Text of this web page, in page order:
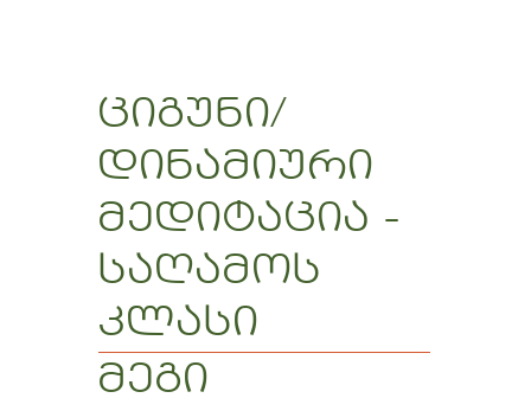
ციგუნი/
დინამიური
მედიტაცია -
საღამოს
კლასი
მეგი